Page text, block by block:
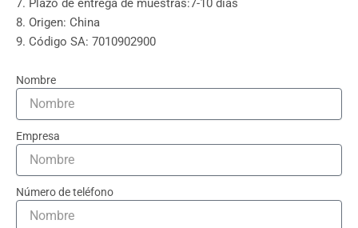
7. Plazo de entrega de muestras:7-10 días
8. Origen: China
9. Código SA: 7010902900
Nombre
Empresa
Número de teléfono